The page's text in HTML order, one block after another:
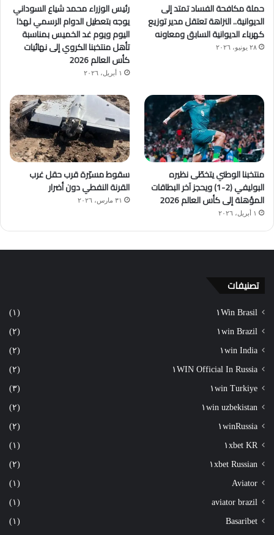
حملة مكافحة الفساد تمتد إلى
الديوانية.. النزاهة تعتقل مدير توزيع
كهرباء الديوانية السابق ومعاونه
٢٨ يونيو، ٢٠٢٦
رئيس الوزراء محمد شياع السوداني
يوجه بتعطيل الدوام الرسمي لهذا
اليوم ويوم غد الخميس بمناسبة
تأهل منتخبنا الكروي إلى نهائيات
كأس العالم 2026
١ أبريل، ٢٠٢٦
منتخبنا الوطني يتخطّى نظيره
البوليفي (2-1) ويحجز آخر البطاقات
المؤهلة إلى كأس العالم 2026
١ أبريل، ٢٠٢٦
سقوط مسيّرة قرب حقل غرب
القرنة النفطي دون أضرار
٣١ مارس، ٢٠٢٦
تصنيفات
١Win Brasil (١)
١win Brazil (٢)
١win India (٢)
١WIN Official In Russia (٢)
١win Turkiye (٣)
١win uzbekistan (٢)
١winRussia (٢)
١xbet KR (١)
١xbet Russian (٢)
Aviator (١)
aviator brazil (١)
Basaribet (١)